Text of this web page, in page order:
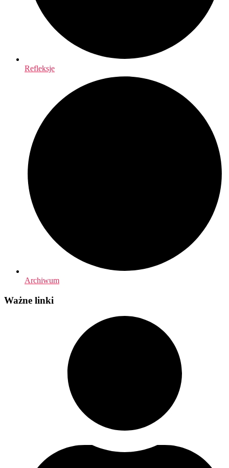
Refleksje
Archiwum
Ważne linki